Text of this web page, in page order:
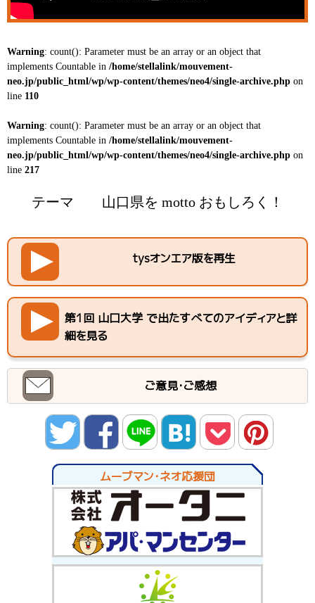
Warning: count(): Parameter must be an array or an object that
implements Countable in /home/stellalink/mouvement-
neo.jp/public_html/wp/wp-content/themes/neo4/single-archive.php on
line 110
Warning: count(): Parameter must be an array or an object that
implements Countable in /home/stellalink/mouvement-
neo.jp/public_html/wp/wp-content/themes/neo4/single-archive.php on
line 217
テーマ 山口県を motto おもしろく！
tysオンエア版を再生
第1回 山口大学 で出たすべてのアイディアと詳
細を見る
ご意見・ご感想
ok
est
ムーブマン・ネオ応援団